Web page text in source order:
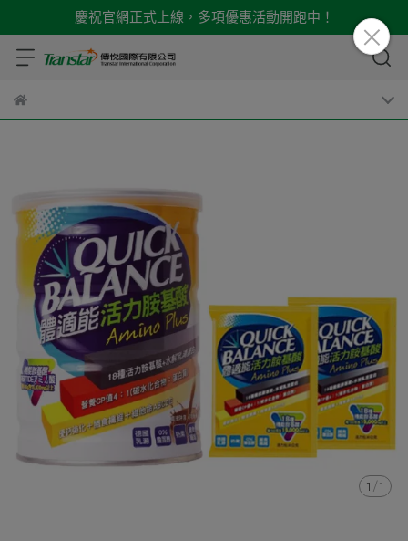
慶祝官網正式上線，多項優惠活動開跑中！
1 /1